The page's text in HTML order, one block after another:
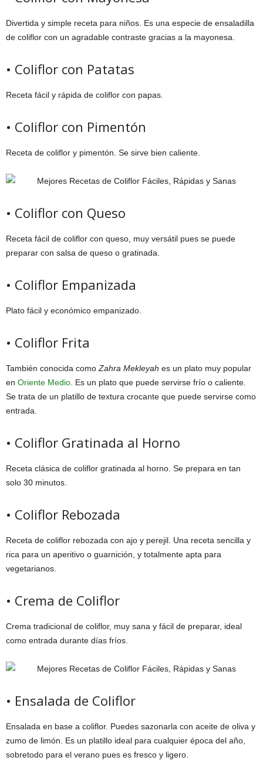
Divertida y simple receta para niños. Es una especie de ensaladilla
de coliflor con un agradable contraste gracias a la mayonesa.
• Coliflor con Patatas
Receta fácil y rápida de coliflor con papas.
• Coliflor con Pimentón
Receta de coliflor y pimentón. Se sirve bien caliente.
• Coliflor con Queso
Receta fácil de coliflor con queso, muy versátil pues se puede
preparar con salsa de queso o gratinada.
• Coliflor Empanizada
Plato fácil y económico empanizado.
• Coliflor Frita
También conocida como Zahra Mekleyah es un plato muy popular
en Oriente Medio . Es un plato que puede servirse frío o caliente.
Se trata de un platillo de textura crocante que puede servirse como
entrada.
• Coliflor Gratinada al Horno
Receta clásica de coliflor gratinada al horno. Se prepara en tan
solo 30 minutos.
• Coliflor Rebozada
Receta de coliflor rebozada con ajo y perejil. Una receta sencilla y
rica para un aperitivo o guarnición, y totalmente apta para
vegetarianos.
• Crema de Coliflor
Crema tradicional de coliflor, muy sana y fácil de preparar, ideal
como entrada durante días fríos.
• Ensalada de Coliflor
Ensalada en base a coliflor. Puedes sazonarla con aceite de oliva y
zumo de limón. Es un platillo ideal para cualquier época del año,
sobretodo para el verano pues es fresco y ligero.